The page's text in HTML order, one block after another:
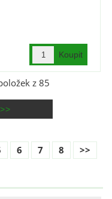
z85
6 7 8 >>